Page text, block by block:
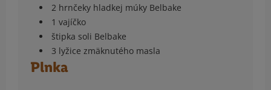
2 hrnčeky hladkej múky Belbake
1 vajíčko
štipka soli Belbake
3 lyžice zmäknutého masla
Plnka